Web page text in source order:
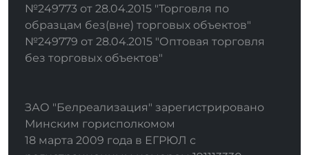
№249773 от 28.04.2015 "Торговля по
образцам без(вне) торговых объектов"
№249779 от 28.04.2015 "Оптовая торговля
без торговых объектов"
ЗАО "Белреализация" зарегистрировано
Минским горисполкомом
18 марта 2009 года в ЕГРЮЛ с